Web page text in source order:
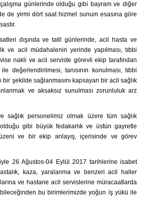
günlerinde olduğu gibi bayram ve diğer
de yirmi dört saat hizmet sunum esasına göre
dışında ve tatil günlerinde, acil hasta ve
ve acil müdahalenin yerinde yapılması, tıbbi
nakli ve acil serviste görevli ekip tarafından
değerlendirilmesi, tanısının konulması, tıbbi
şekilde sağlanmasını kapsayan bir acil sağlık
ve aksaksız sunulması zorunluluk arz
sağlık personelimiz olmak üzere tüm sağlık
olduğu gibi büyük fedakarlık ve üstün gayretle
ve bir ekip anlayış, içerisinde ve görev
26 Ağustos-04 Eylül 2017 tarihlerine isabet
kaza, yaralanma ve benzeri acil haller
ve hastane acil servislerine müracaatlarda
bu birimlerimizde yoğun iş yükü ile